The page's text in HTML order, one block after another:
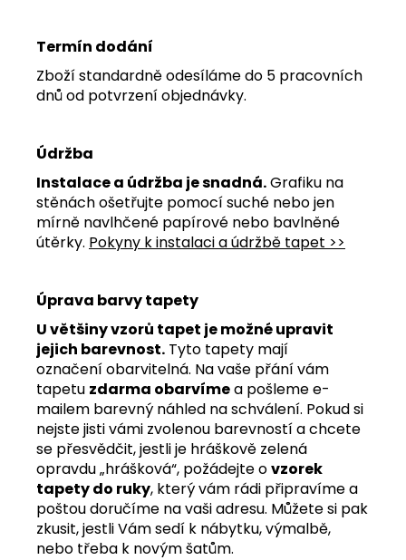
Termín dodání
Zboží standardně odesíláme do 5 pracovních
dnů od potvrzení objednávky.
Údržba
Instalace a údržba je snadná.Grafiku na
stěnách ošetřujte pomocí suché nebo jen
mírně navlhčené papírové nebo bavlněné
útěrky. Pokyny k instalaci a údržbě tapet >>
Úprava barvy tapety
U většiny vzorů tapet je možné upravit
jejich barevnost. Tyto tapety mají
označení obarvitelná. Na vaše přání vám
tapetu zdarma obarvímea pošleme e-
mailem barevný náhled na schválení. Pokud si
nejste jisti vámi zvolenou barevností a chcete
se přesvědčit, jestli je hráškově zelená
opravdu „hrášková“, požádejte ovzorek
tapety do ruky, který vám rádi připravíme a
poštou doručíme na vaši adresu. Můžete si pak
zkusit, jestli Vám sedí k nábytku, výmalbě,
nebo třeba k novým šatům.